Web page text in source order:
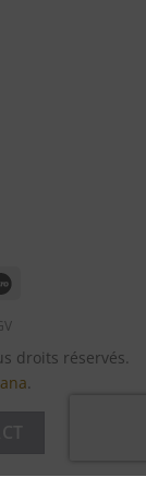
droits réservés.
.